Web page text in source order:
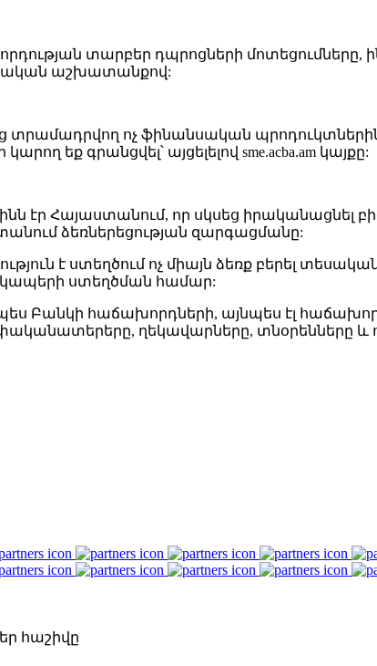
տարբեր դպրոցների մոտեցումները,
աշխատանքով:
տրամադրվող ոչ ֆինանսական
եք գրանցվել՝ այցելելով sme.acba.am կայքը:
էր Հայաստանում, որ սկսեց իրականացնել
ձեռներեցության զարգացմանը:
է ստեղծում ոչ միայն ձեռք բերել
ստեղծման համար:
Բանկի հաճախորդների, այնպես էլ
ղեկավարները, տնօրենները և
հաշիվը